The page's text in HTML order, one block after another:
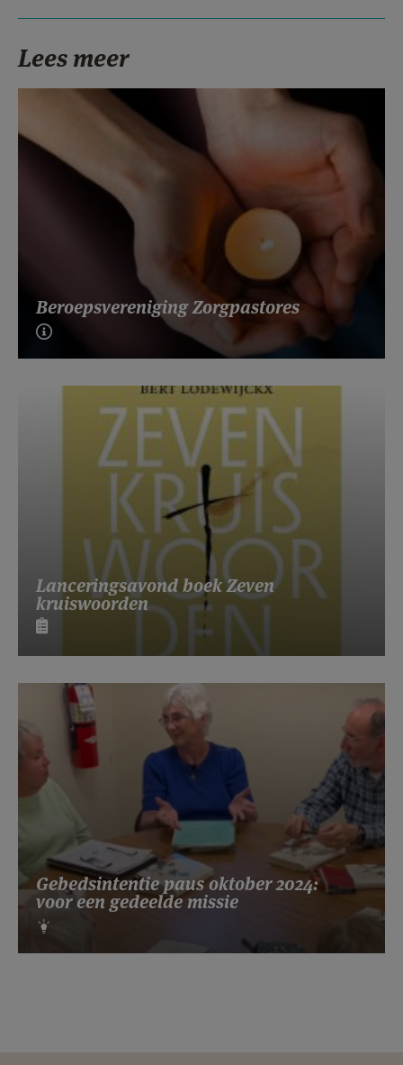
Lees meer
Beroepsvereniging Zorgpastores
Lanceringsavond boek Zeven
kruiswoorden
Gebedsintentie paus oktober 2024:
voor een gedeelde missie